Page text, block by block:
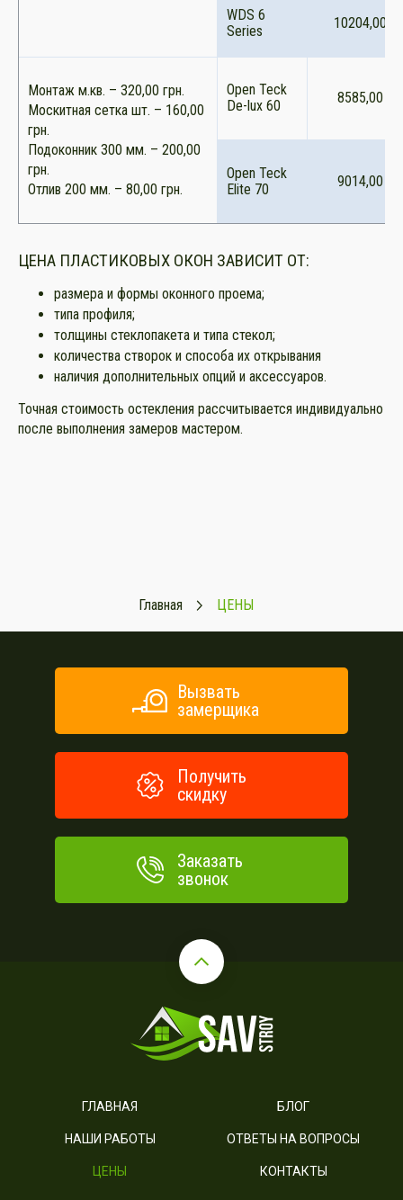
WDS 6
Series
10204,00
Монтаж м.кв. – 320,00 грн.
Москитная сетка шт. – 160,00
грн.
Подоконник 300 мм. – 200,00
грн.
Отлив 200 мм. – 80,00 грн.
Open Teck
De-lux 60
8585,00
Open Teck
Elite 70
9014,00
ЦЕНА ПЛАСТИКОВЫХ ОКОН ЗАВИСИТ ОТ:
размера и формы оконного проема;
типа профиля;
толщины стеклопакета и типа стекол;
количества створок и способа их открывания
наличия дополнительных опций и аксессуаров.
Точная стоимость остекления рассчитывается индивидуально
после выполнения замеров мастером.
Главная ЦЕНЫ
Вызвать
замерщика
Получить
скидку
Заказать
звонок
ГЛАВНАЯ
НАШИ РАБОТЫ
ЦЕНЫ
БЛОГ
ОТВЕТЫ НА ВОПРОСЫ
КОНТАКТЫ